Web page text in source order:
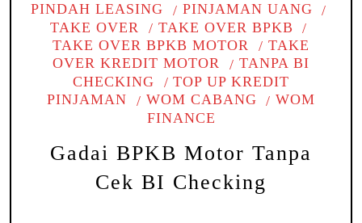
PINDAH LEASING
PINJAMAN UANG
TAKE OVER
TAKE OVER BPKB
TAKE OVER BPKB MOTOR
TAKE
OVER KREDIT MOTOR
TANPA BI
CHECKING
TOP UP KREDIT
PINJAMAN
WOM CABANG
WOM
FINANCE
Gadai BPKB Motor Tanpa
Cek BI Checking